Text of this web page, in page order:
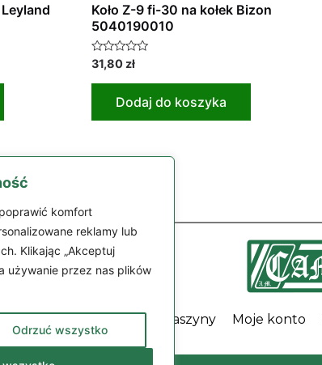
komfort
reklamy lub
Klikając „Akceptuj
używanie przez nas plików
Odrzuć wszystko
Koło Z-9 fi-30 na kołek Bizon
5040190010
Oceniono
0
na
31,80 zł
Dodaj do koszyka
Części Maszyny Moje konto